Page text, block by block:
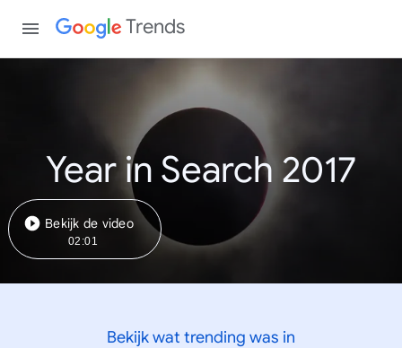
Trends
Year in Search 2017
Bekijk de video
02:01
Bekijk wat trending was in